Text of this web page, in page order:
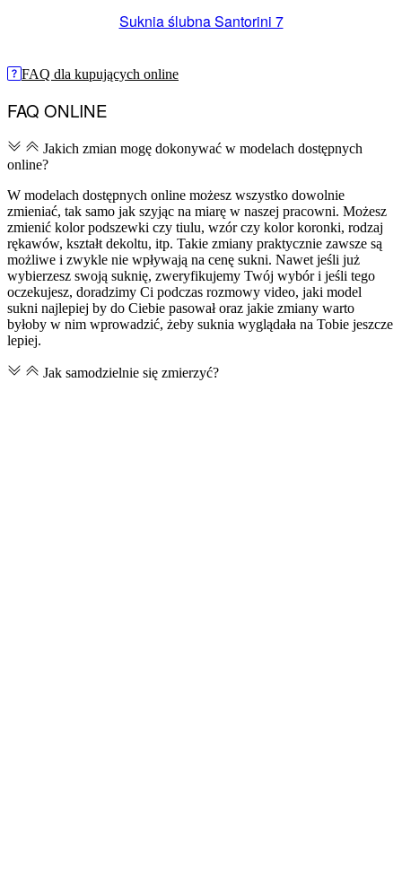
Suknia ślubna Santorini 7
FAQ dla kupujących online
FAQ ONLINE
Jakich zmian mogę dokonywać w modelach dostępnych
online?
W modelach dostępnych online możesz wszystko dowolnie
zmieniać, tak samo jak szyjąc na miarę w naszej pracowni. Możesz
zmienić kolor podszewki czy tiulu, wzór czy kolor koronki, rodzaj
rękawów, kształt dekoltu, itp. Takie zmiany praktycznie zawsze są
możliwe i zwykle nie wpływają na cenę sukni. Nawet jeśli już
wybierzesz swoją suknię, zweryfikujemy Twój wybór i jeśli tego
oczekujesz, doradzimy Ci podczas rozmowy video, jaki model
sukni najlepiej by do Ciebie pasował oraz jakie zmiany warto
byłoby w nim wprowadzić, żeby suknia wyglądała na Tobie jeszcze
lepiej.
Jak samodzielnie się zmierzyć?